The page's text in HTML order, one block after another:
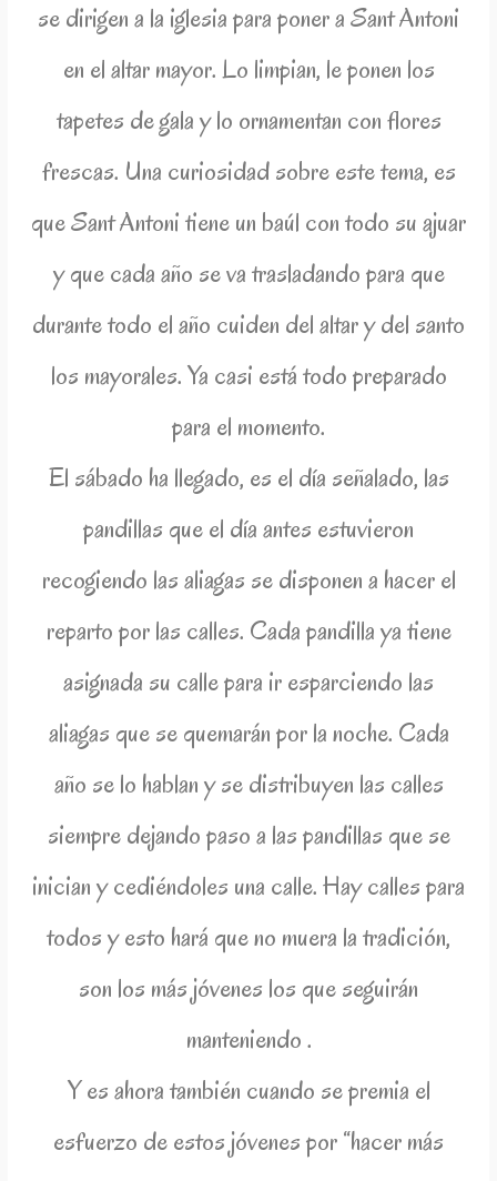
se dirigen a la iglesia para poner a Sant Antoni
en el altar mayor. Lo limpian, le ponen los
tapetes de gala y lo ornamentan con flores
frescas. Una curiosidad sobre este tema, es
que Sant Antoni tiene un baúl con todo su ajuar
y que cada año se va trasladando para que
durante todo el año cuiden del altar y del santo
los mayorales. Ya casi está todo preparado
para el momento.
El sábado ha llegado, es el día señalado, las
pandillas que el día antes estuvieron
recogiendo las aliagas se disponen a hacer el
reparto por las calles. Cada pandilla ya tiene
asignada su calle para ir esparciendo las
aliagas que se quemarán por la noche. Cada
año se lo hablan y se distribuyen las calles
siempre dejando paso a las pandillas que se
inician y cediéndoles una calle. Hay calles para
todos y esto hará que no muera la tradición,
son los más jóvenes los que seguirán
manteniendo .
Y es ahora también cuando se premia el
esfuerzo de estos jóvenes por “hacer más